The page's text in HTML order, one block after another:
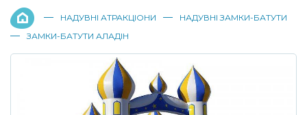
— НАДУВНІ АТРАКЦІОНИ — НАДУВНІ ЗАМКИ-БАТУТИ
— ЗАМКИ-БАТУТИ АЛАДІН